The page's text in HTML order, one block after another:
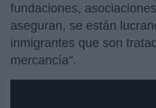
fundaciones,
aseguran, se están
inmigrantes que son
mercancía".